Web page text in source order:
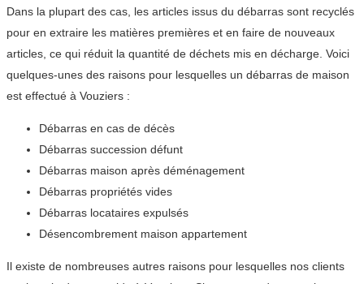
Dans la plupart des cas, les articles issus du débarras sont recyclés
pour en extraire les matières premières et en faire de nouveaux
articles, ce qui réduit la quantité de déchets mis en décharge. Voici
quelques-unes des raisons pour lesquelles un débarras de maison
est effectué à Vouziers :
Débarras en cas de décès
Débarras succession défunt
Débarras maison après déménagement
Débarras propriétés vides
Débarras locataires expulsés
Désencombrement maison appartement
Il existe de nombreuses autres raisons pour lesquelles nos clients